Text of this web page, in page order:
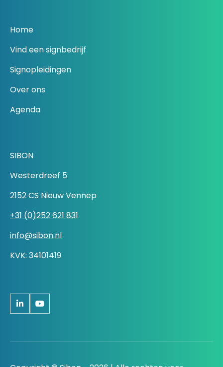
Home
Vind een signbedrijf
Signopleidingen
Over ons
Agenda
SIBON
Westerdreef 5
2152 CS Nieuw Vennep
+31 (0)252 621 831
info@sibon.nl
KVK: 34101419